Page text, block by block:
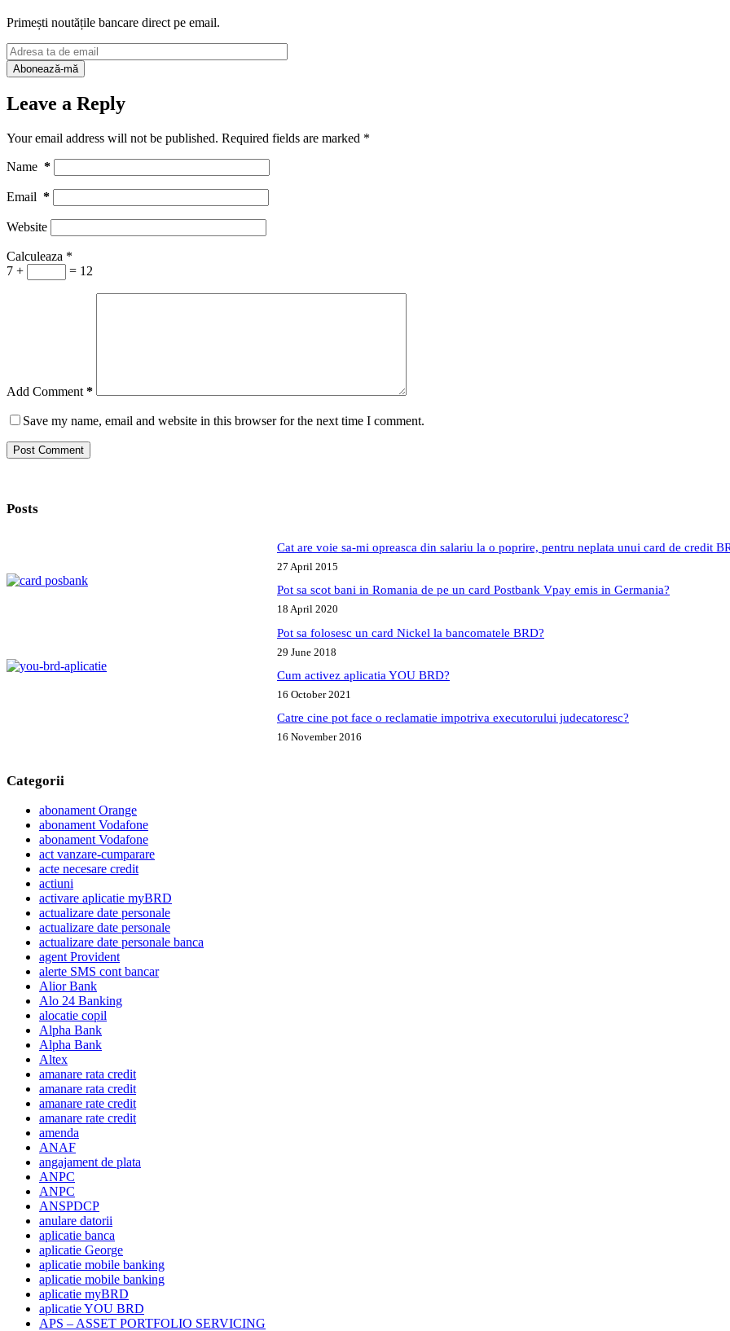
Primești noutățile bancare direct pe email.
Leave a Reply
Your email address will not be published. Required fields are marked *
Name *
Email *
Website
Calculeaza *
7 +
= 12
Add Comment *
Save my name, email and website in this browser for the next time I comment.
Post Comment
Posts
Cat are voie sa-mi opreasca din salariu la o poprire, pentru neplata unui card de credit
27 April 2015
Pot sa scot bani in Romania de pe un card Postbank Vpay emis in Germania?
18 April 2020
Pot sa folosesc un card Nickel la bancomatele BRD?
29 June 2018
Cum activez aplicatia YOU BRD?
16 October 2021
Catre cine pot face o reclamatie impotriva executorului judecatoresc?
16 November 2016
Categorii
abonament Orange
abonament Vodafone
abonament Vodafone
act vanzare-cumparare
acte necesare credit
actiuni
activare aplicatie myBRD
actualizare date personale
actualizare date personale
actualizare date personale banca
agent Provident
alerte SMS cont bancar
Alior Bank
Alo 24 Banking
alocatie copil
Alpha Bank
Alpha Bank
Altex
amanare rata credit
amanare rata credit
amanare rate credit
amanare rate credit
amenda
ANAF
angajament de plata
ANPC
ANPC
ANSPDCP
anulare datorii
aplicatie banca
aplicatie George
aplicatie mobile banking
aplicatie mobile banking
aplicatie myBRD
aplicatie YOU BRD
APS – ASSET PORTFOLIO SERVICING